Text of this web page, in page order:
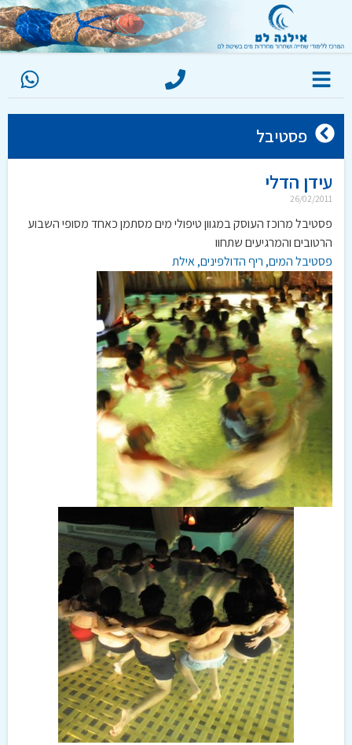
פסטיבל
עידן הדלי
26/02/2011
פסטיבל מרוכז העוסק במגוון טיפולי מים מסתמן כאחד מסופי השבוע
הרטובים והמרגיעים שתחוו
פסטיבל המים, ריף הדולפינים, אילת